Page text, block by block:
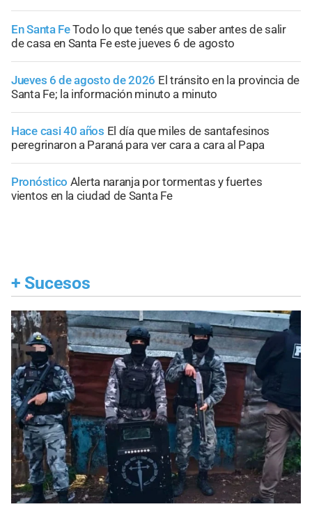
En Santa FeTodo lo que tenés que saber antes de salir
de casa en Santa Fe este jueves 6 de agosto
Jueves 6 de agosto de 2026 El tránsito en la provincia de
Santa Fe; la información minuto a minuto
Hace casi 40 años El día que miles de santafesinos
peregrinaron a Paraná para ver cara a cara al Papa
Pronóstico Alerta naranja por tormentas y fuertes
vientos en la ciudad de Santa Fe
+ Sucesos